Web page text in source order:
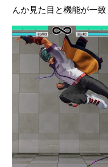
んか見た目と機能が一致